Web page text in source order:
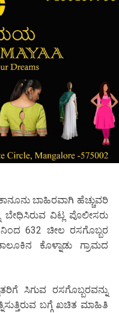
ಬಾಹಿರವಾಗಿ ಹೆಚ್ಚುವರಿ
ಬೇಧಿಸಿರುವ ವಿಟ್ಲ ಪೊಲೀಸರು
632 ಚೀಲ ರಸಗೊಬ್ಬರ
ಕೊಳ್ನಾಡು ಗ್ರಾಮದ
ಸಿಗುವ ರಸಗೊಬ್ಬರವನ್ನು
ಬಗ್ಗೆ ಖಚಿತ ಮಾಹಿತಿ